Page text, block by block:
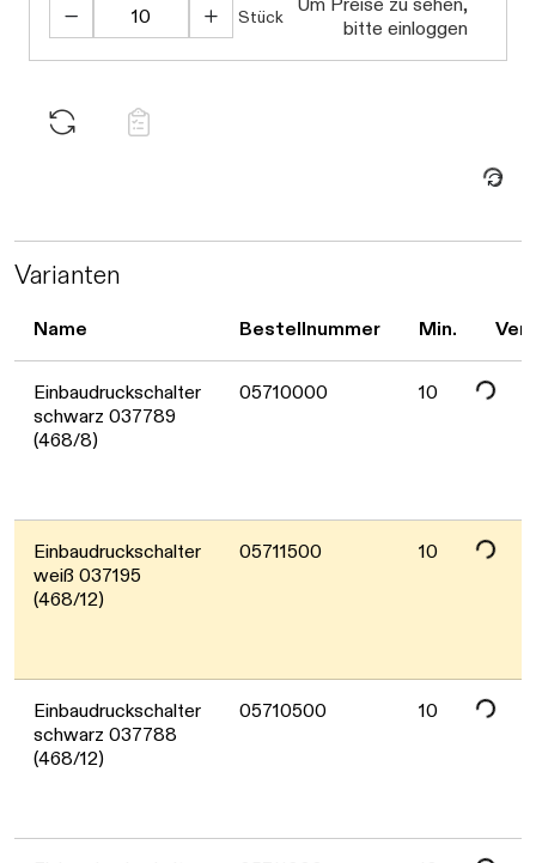
Stück
bitte einloggen
Daten werden geladen. Bitte warten...
Varianten
Name Bestellnummer Min.
Einbaudruckschalter
schwarz 037789
(468/8)
05710000 10
Daten werden geladen. Bitte warten...
Einbaudruckschalter
weiß 037195
(468/12)
05711500 10
Daten werden geladen. Bitte warten...
Einbaudruckschalter
schwarz 037788
(468/12)
05710500 10
Daten werden geladen. Bitte warten...
Daten werden geladen. Bitte warten...